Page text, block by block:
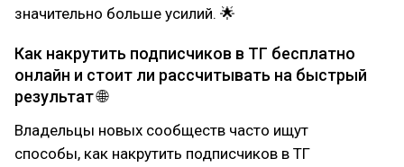
значительно больше усилий. 🌟
Как накрутить подписчиков в ТГ бесплатно
онлайн и стоит ли рассчитывать на быстрый
результат 🌐
Владельцы новых сообществ часто ищут
способы, как накрутить подписчиков в ТГ